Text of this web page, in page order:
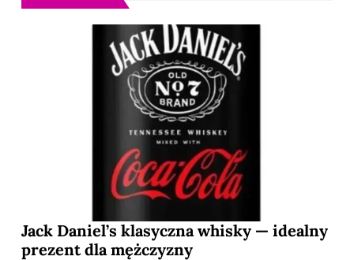
Jack Daniel’s klasyczna whisky — idealny
prezent dla mężczyzny